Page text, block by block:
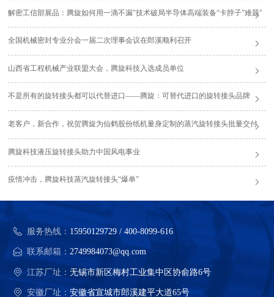
解密工信部展品：腾旋如何用一滴不漏"技术破局半导体高端装备“卡脖子”难题"
全国机械密封专业分会一届二次理事会议在郎溪顺利召开
山西省工程机械产业联盟大会，腾旋科技入选成员单位
不是所有的旋转接头都可以代替进口——腾旋：可替代进口的旋转接头品牌
老客户，新合作，祝贺腾旋为仙鹤股份纸机量身定制的蒸汽旋转接头批量交付
腾旋科技液压旋转接头助力中国风电事业
疫情冲击，腾旋科技蒸汽旋转接头“爆单”
服务热线： 15950129729 / 400-8099-616
联系邮箱：2749984073@qq.com
江苏厂址：无锡市新区梅村工业集中区协俞路6号
安徽厂址：安徽省宣城市郎溪建平大道65号